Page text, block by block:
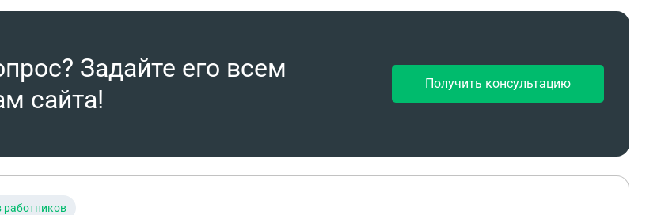
Задайте его всем
сайта!
Получить консультацию